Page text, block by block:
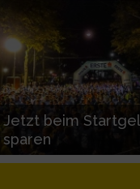
Jetzt beim
sparen